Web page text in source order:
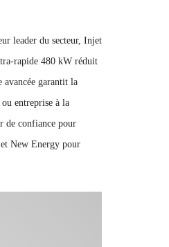
leader du secteur, Injet
rapide 480 kW réduit
avancée garantit la
entreprise à la
de confiance pour
New Energy pour